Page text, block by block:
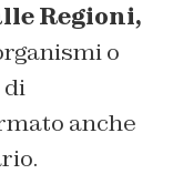
Regioni,
o
di
anche